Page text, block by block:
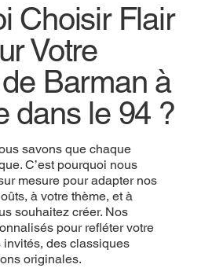
Choisir Flair
Votre
Barman à
dans le 94 ?
savons que chaque
C’est pourquoi nous
mesure pour adapter nos
à votre thème, et à
souhaitez créer. Nos
pour refléter votre
invités, des classiques
originales.